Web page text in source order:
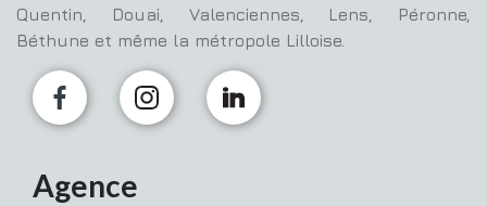
Quentin, Douai, Valenciennes, Lens, Péronne,
Béthune et même la métropole Lilloise.
Agence